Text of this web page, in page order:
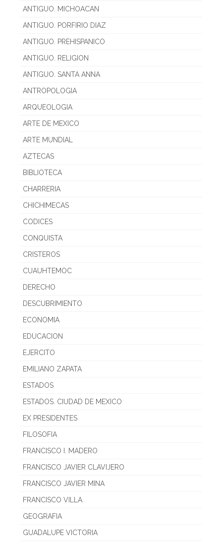
ANTIGUO. MICHOACAN
ANTIGUO. PORFIRIO DIAZ
ANTIGUO. PREHISPANICO
ANTIGUO. RELIGION
ANTIGUO. SANTA ANNA
ANTROPOLOGIA
ARQUEOLOGIA
ARTE DE MEXICO
ARTE MUNDIAL
AZTECAS
BIBLIOTECA
CHARRERIA
CHICHIMECAS
CODICES
CONQUISTA
CRISTEROS
CUAUHTEMOC
DERECHO
DESCUBRIMIENTO
ECONOMIA
EDUCACION
EJERCITO
EMILIANO ZAPATA
ESTADOS
ESTADOS. CIUDAD DE MEXICO
EX PRESIDENTES
FILOSOFIA
FRANCISCO I. MADERO
FRANCISCO JAVIER CLAVIJERO
FRANCISCO JAVIER MINA
FRANCISCO VILLA
GEOGRAFIA
GUADALUPE VICTORIA